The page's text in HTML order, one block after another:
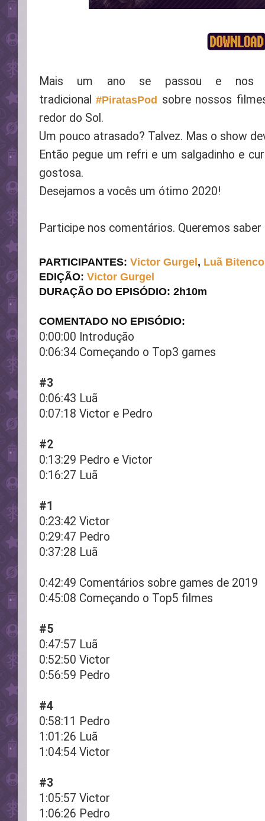
Mais um ano se passou e nos
tradicional#PiratasPod sobre nossos
redor do Sol.
Um pouco atrasado? Talvez. Mas o show
Então pegue um refri e um salgadinho e
gostosa.
Desejamos a vocês um ótimo 2020!
Participe nos comentários. Queremos
PARTICIPANTES: Victor Gurge , Luã
EDIÇÃO: Victor Gurge
DURAÇÃO DO EPISÓDIO: 2h10m
COMENTADO NO EPISÓDIO:
0:00:00 Introdução
0:06:34 Começando o Top3 games
#3
0:06:43 Luã
0:07:18 Victor e Pedro
#2
0:13:29 Pedro e Victor
0:16:27 Luã
#1
0:23:42 Victor
0:29:47 Pedro
0:37:28 Luã
0:42:49 Comentários sobre games de 2019
0:45:08 Começando o Top5 filmes
#5
0:47:57 Luã
0:52:50 Victor
0:56:59 Pedro
#4
0:58:11 Pedro
1:01:26 Luã
1:04:54 Victor
#3
1:05:57 Victor
1:06:26 Pedro